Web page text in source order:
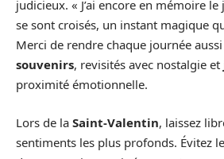
judicieux. « J’ai encore en mémoire
se sont croisés, un instant magique
Merci de rendre chaque journée aussi
souvenirs, revisités avec nostalgie et
proximité émotionnelle.
Lors de la Saint-Valentin, laissez
sentiments les plus profonds. Évitez